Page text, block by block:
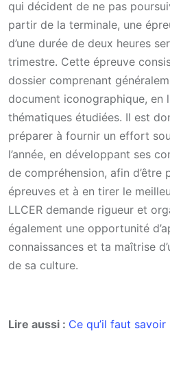
qui décident de ne pas
partir de la terminale, une
d’une durée de deux heures
trimestre. Cette épreuve
dossier comprenant
document iconographique, en
thématiques étudiées. Il est
préparer à fournir un effort
l’année, en développant ses
de compréhension, afin
épreuves et à en tirer le
LLCER demande rigueur et
également une opportunité
connaissances et ta maîtrise
de sa culture.
Lire aussi : Ce qu’il faut savoir